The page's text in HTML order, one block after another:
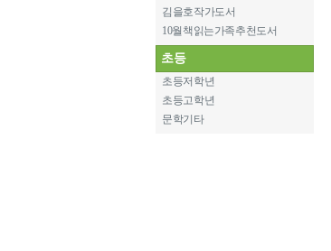
김을호작가도서
10월책읽는가족추천도서
초등
초등저학년
초등고학년
문학기타